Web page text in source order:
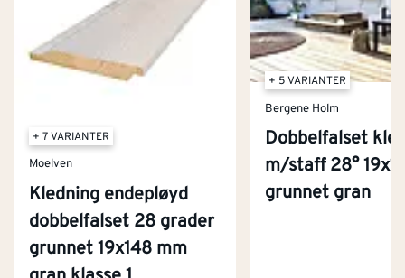
+ 7 VARIANTER
Moelven
Kledning endepløyd
dobbelfalset 28 grader
grunnet 19x148 mm
+ 5 VARIANTER
Bergene Holm
Dobbelfalset
m/staff 28°
grunnet gran
Kontakt oss